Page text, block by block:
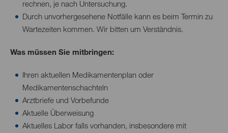
rechnen, je nach Untersuchung.
Durch unvorhergesehene Notfälle kann es beim Termin zu
Wartezeiten kommen. Wir bitten um Verständnis.
Was müssen Sie mitbringen:
Ihren aktuellen Medikamentenplan oder
Medikamentenschachteln
Arztbriefe und Vorbefunde
Aktuelle Überweisung
Aktuelles Labor falls vorhanden, insbesondere mit